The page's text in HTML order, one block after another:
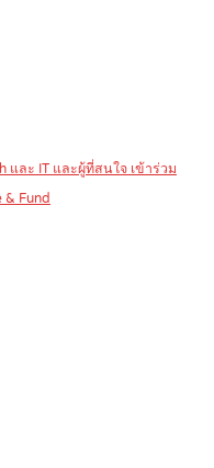
และ IT และผู้ที่สนใจ เข้าร่วม
& Fund